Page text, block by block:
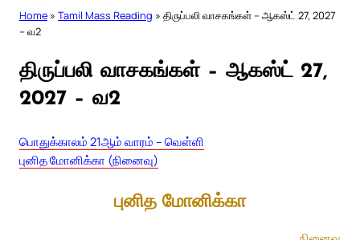
Home » Tamil Mass Reading » திருப்பலி வாசகங்கள் – ஆகஸ்ட் 27, 2027
– வ2
திருப்பலி வாசகங்கள் – ஆகஸ்ட் 27,
2027 – வ2
பொதுக்காலம் 21ஆம் வாரம் – வெள்ளி
புனித மோனிக்கா (நினைவு)
புனித மோனிக்கா